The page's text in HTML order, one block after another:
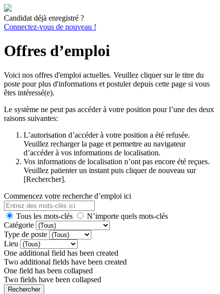
Candidat déjà enregistré ?
Connectez-vous de nouveau !
Offres d’emploi
Voici nos offres d'emploi actuelles. Veuillez cliquer sur le titre du
poste pour plus d'informations et postuler depuis cette page si vous
êtes intéressé(e).
Le système ne peut pas accéder à votre position pour l’une des deux
raisons suivantes:
L’autorisation d’accéder à votre position a été refusée.
Veuillez recharger la page et permettre au navigateur
d’accéder à vos informations de localisation.
Vos informations de localisation n’ont pas encore été reçues.
Veuillez patienter un instant puis cliquer de nouveau sur
[Rechercher].
Commencez votre recherche d’emploi ici
Tous les mots-clés
N’importe quels mots-clés
Catégorie
Type de poste
Lieu
One additional field has been created
Two additional fields have been created
One field has been collapsed
Two fields have been collapsed